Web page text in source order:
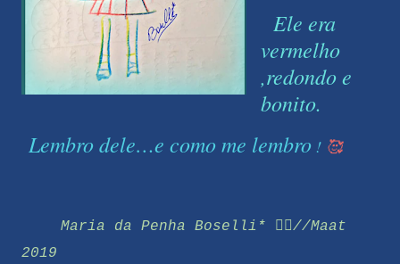
Ele era
vermelho
,redondo e
bonito.
Lembro dele…e como me lembro ! 🥰
Maria da Penha Boselli* 🧚‍♀️//Maat
2019